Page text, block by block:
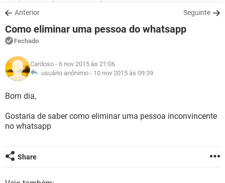
OUTLOOK
INSTAGRAM GMAIL
GUIA DE COMPRAS
JOGOS
OUTLOOK
INSTAGRAM
GUIA DE COMPRAS
DOWNLOADS
JOGOS WHATSAPP
CELULAR
OUTLOOK
INSTAGRAM
GUIA DE COMPRAS
FÓRUM
JOGOS
CELULAR FACEBOOK
GUIA DE COMPRAS
GLOSSÁRIO
JOGOS
CELULAR
OUTLOOK EXCEL
INSTAGRAM
Anterior Seguinte
Como eliminar uma pessoa do whatsapp
Fechado
Cardoso - 6 nov 2015 às 21:06
usuário anônimo - 10 nov 2015 às 09:39
Bom dia,
Gostaria de saber como eliminar uma pessoa inconvincente
no whatsapp
Share